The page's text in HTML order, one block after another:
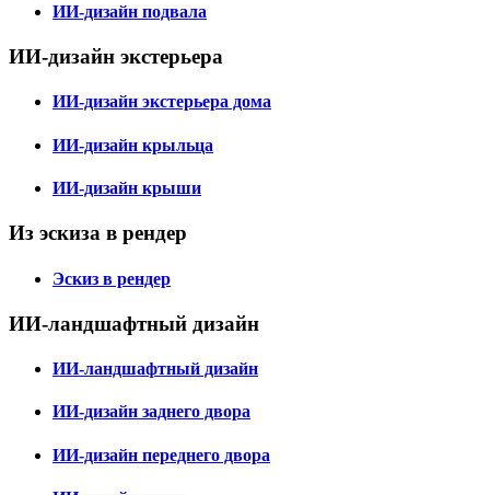
ИИ-дизайн подвала
ИИ-дизайн экстерьера
ИИ-дизайн экстерьера дома
ИИ-дизайн крыльца
ИИ-дизайн крыши
Из эскиза в рендер
Эскиз в рендер
ИИ-ландшафтный дизайн
ИИ-ландшафтный дизайн
ИИ-дизайн заднего двора
ИИ-дизайн переднего двора